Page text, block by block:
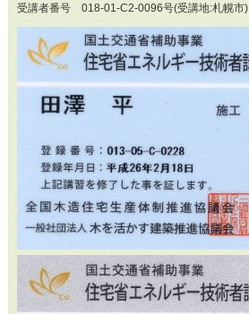
受講者番号 018-01-C2-0096号(受講地:札幌市)